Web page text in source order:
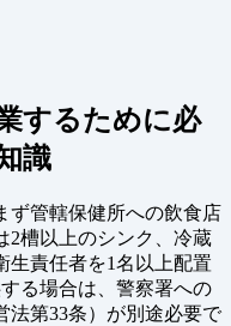
するために必
識
ず管轄保健所への飲食店
2槽以上のシンク、冷蔵
生責任者を1名以上配置
る場合は、警察署への
法第33条）が別途必要で